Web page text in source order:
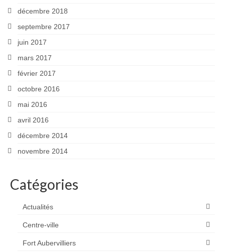
décembre 2018
septembre 2017
juin 2017
mars 2017
février 2017
octobre 2016
mai 2016
avril 2016
décembre 2014
novembre 2014
Catégories
Actualités
Centre-ville
Fort Aubervilliers